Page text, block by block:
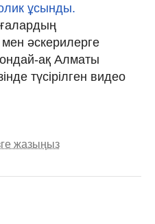
ұсынды.
әскерилерге
ақ Алматы
түсірілген видео
жазыңыз